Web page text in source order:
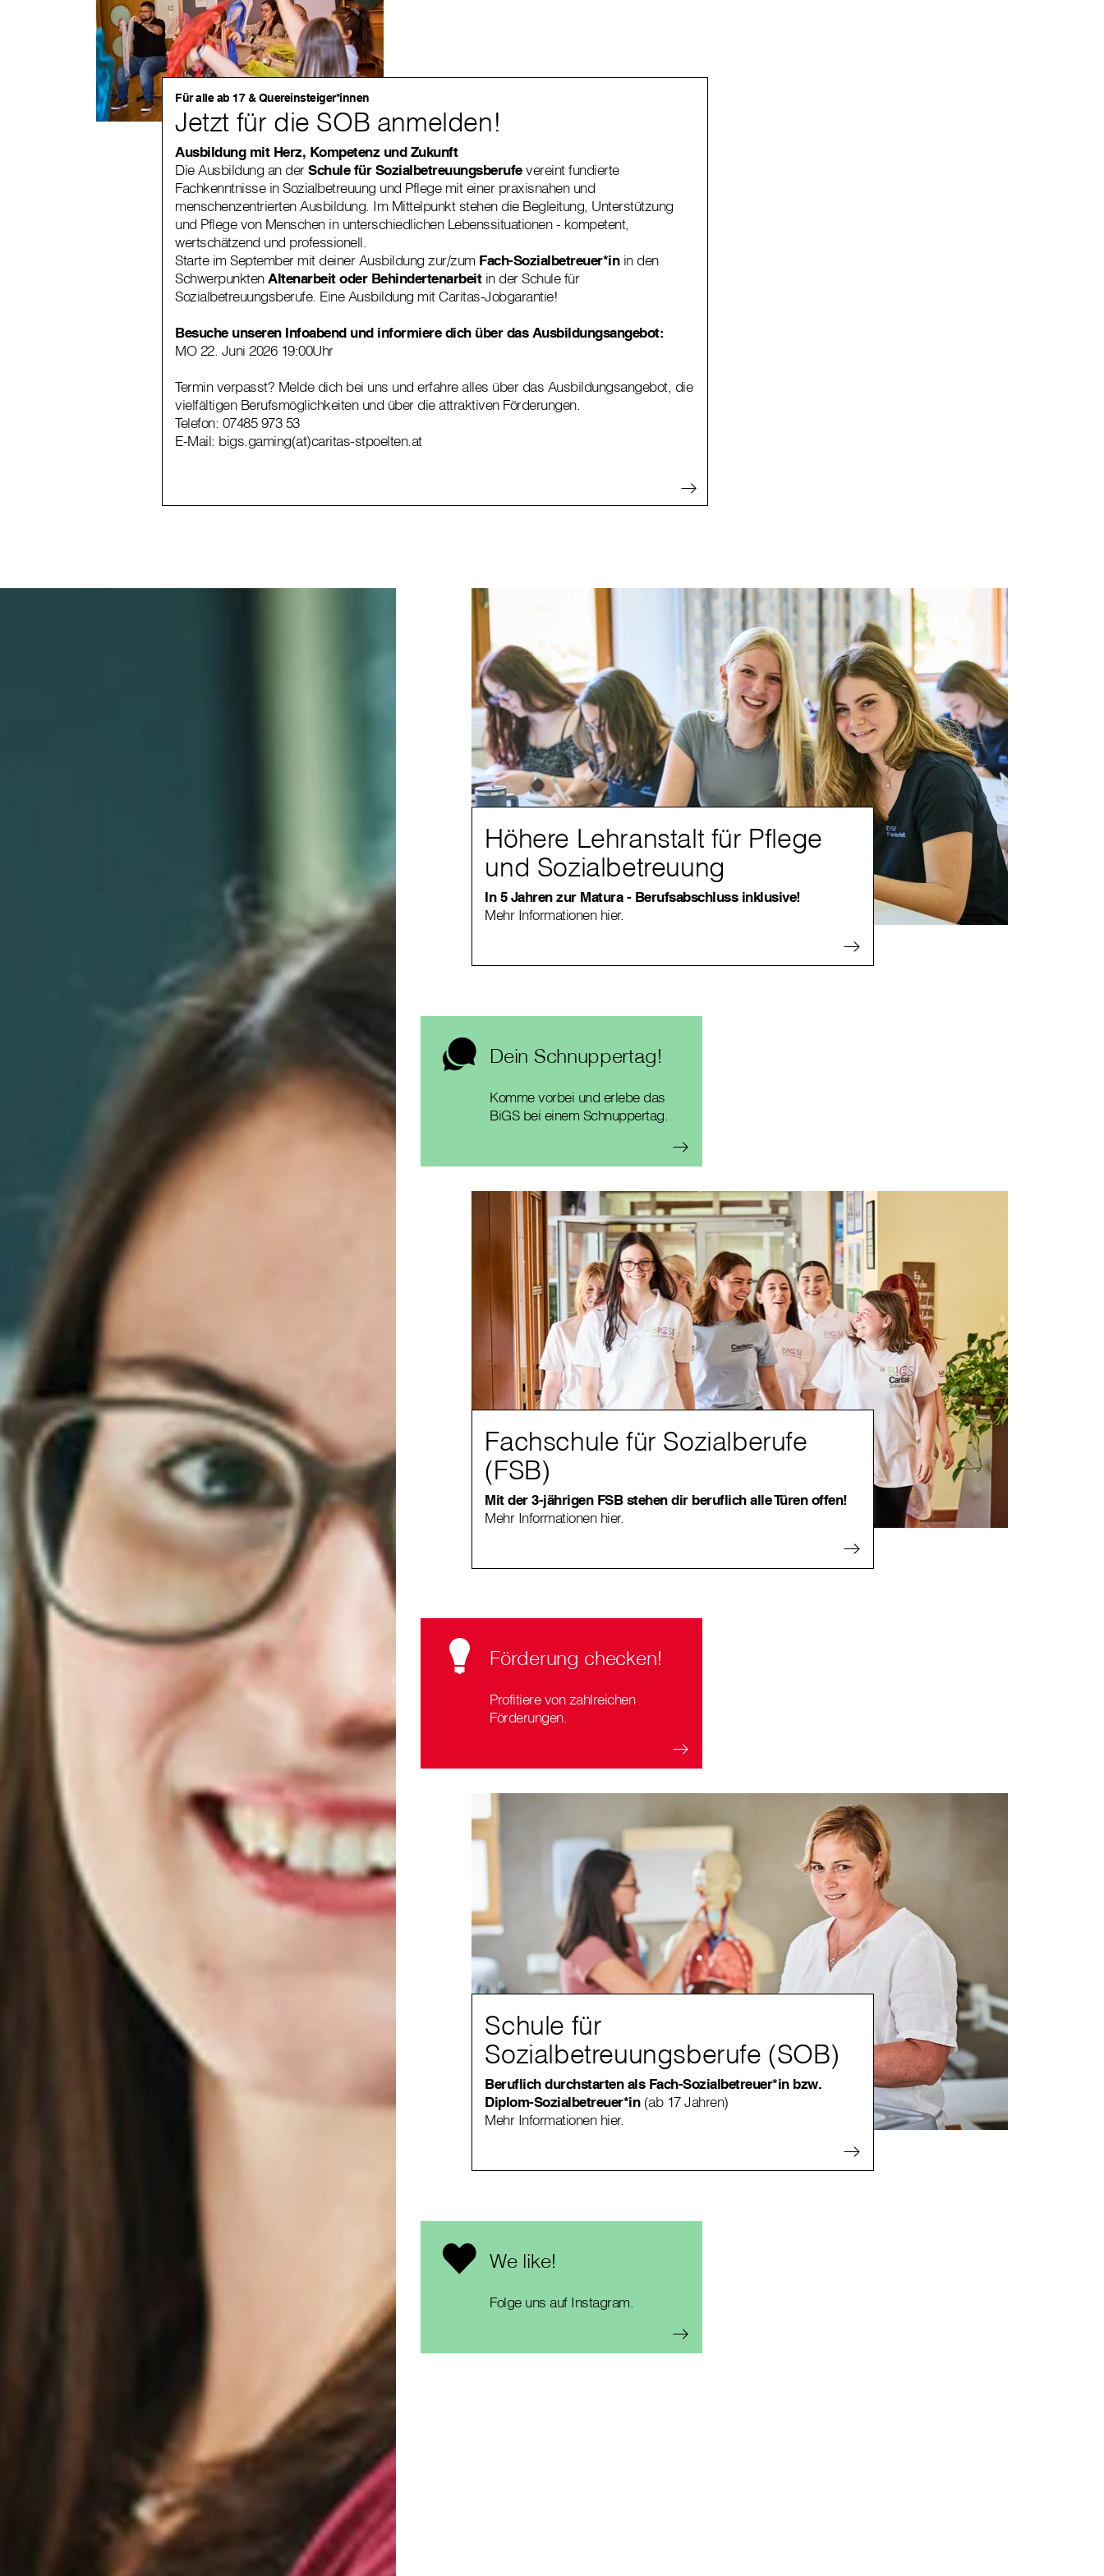
Für alle ab 17 & Quereinsteiger*innen
Jetzt für die SOB anmelden!
Ausbildung mit Herz, Kompetenz und Zukunft
Die Ausbildung an derSchule für Sozialbetreuungsberufevereint fundierte
Fachkenntnisse in Sozialbetreuung und Pflege mit einer praxisnahen und
menschenzentrierten Ausbildung. Im Mittelpunkt stehen die Begleitung, Unterstützung
und Pflege von Menschen in unterschiedlichen Lebenssituationen - kompetent,
wertschätzend und professionell.
Starte im September mit deiner Ausbildung zur/zum Fach-Sozialbetreuer*inin den
SchwerpunktenAltenarbeit oder Behindertenarbeitin der Schule für
Sozialbetreuungsberufe. Eine Ausbildung mit Caritas-Jobgarantie!
Besuche unseren Infoabend und informiere dich über das Ausbildungsangebot:
MO 22. Juni 2026 19:00Uhr
Termin verpasst? Melde dich bei uns und erfahre alles über das Ausbildungsangebot, die
vielfältigen Berufsmöglichkeiten und über die attraktiven Förderungen.
Telefon: 07485 973 53
E-Mail: bigs.gaming(at)caritas-stpoelten.at
Höhere Lehranstalt für Pflege
und Sozialbetreuung
In 5 Jahren zur Matura - Berufsabschluss inklusive!
Mehr Informationen hier.
Dein Schnuppertag!
Komme vorbei und erlebe das
BiGS bei einem Schnuppertag.
Fachschule für Sozialberufe
(FSB)
Mit der 3-jährigen FSB stehen dir beruflich alle Türen offen!
Mehr Informationen hier.
Förderung checken!
Profitiere von zahlreichen
Förderungen.
Schule für
Sozialbetreuungsberufe (SOB)
Beruflich durchstarten als Fach-Sozialbetreuer*in bzw.
Diplom-Sozialbetreuer*in(ab 17 Jahren)
Mehr Informationen hier.
We like!
Folge uns auf Instagram.